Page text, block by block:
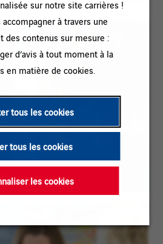
sur notre site carrières !
à travers une
des contenus sur mesure :
d’avis à tout moment à la
en matière de cookies.
tous les cookies
tous les cookies
les cookies
: l'essentiel